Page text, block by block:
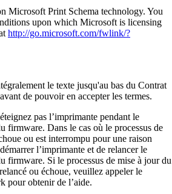
Microsoft Print Schema technology. You
upon which Microsoft is licensing
http://go.microsoft.com/fwlink/?
le texte jusqu'au bas du Contrat
de pouvoir en accepter les termes.
pas l’imprimante pendant le
firmware. Dans le cas où le processus de
ou est interrompu pour une raison
l’imprimante et de relancer le
firmware. Si le processus de mise à jour du
ou échoue, veuillez appeler le
pour obtenir de l’aide.